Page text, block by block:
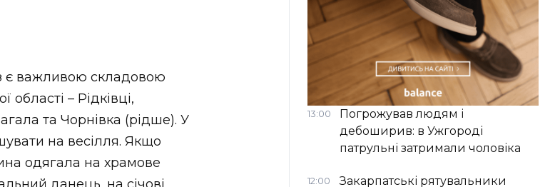
є важливою складовою
області – Рідківці,
та Чорнівка (рідше). У
на весілля. Якщо
одягала на храмове
13:00
Погрожував людям і
дебоширив: в Ужгороді
патрульні затримали чоловіка
12:00
Закарпатські рятувальники